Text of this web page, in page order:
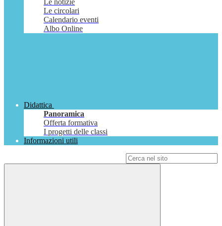
Le notizie
Le circolari
Calendario eventi
Albo Online
Didattica
Panoramica
Offerta formativa
I progetti delle classi
Informazioni utili